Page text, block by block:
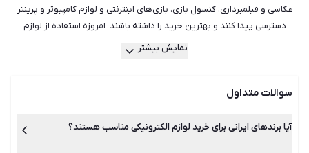
عکاسی و فیلمبرداری، کنسول بازی، بازی‌های اینترنتی و لوازم کامپیوتر و پرینتر
دسترسی پیدا کنند و بهترین خرید را داشته باشند. امروزه استفاده از لوازم
الکترونیکی دست دوم بیش از پیش شده است و اولین دلیلی که هر کسی به
کوتاهی قصد استفاده از وسیله‌ای را دارید، یا مورد خاصی با کارکرد کم و ظاهری
است. علاوه بر هزینه مواردی هم‌چون جلوگیری از یکنواختی و دلزدگی، کمک به
نمایش بیشتر
سوالات متداول
آیا برندهای ایرانی برای خرید لوازم الکترونیکی مناسب هستند؟